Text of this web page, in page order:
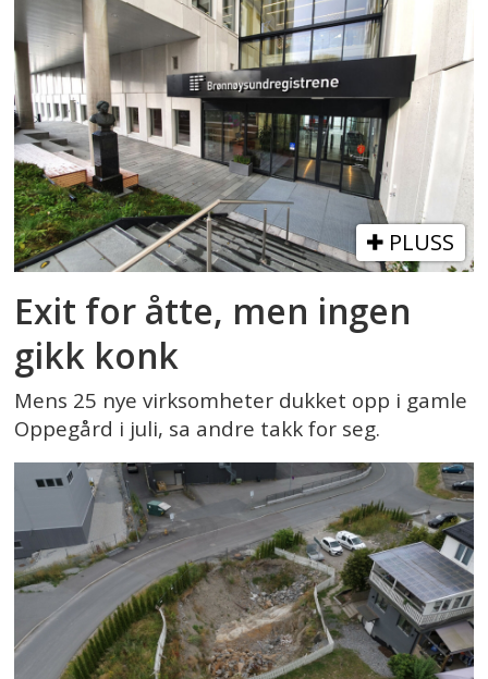
PLUSS
Exit for åtte, men ingen
gikk konk
Mens 25 nye virksomheter dukket opp i gamle
Oppegård i juli, sa andre takk for seg.